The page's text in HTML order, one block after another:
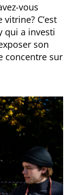
vous
C’est
qui a investi
son
concentre sur